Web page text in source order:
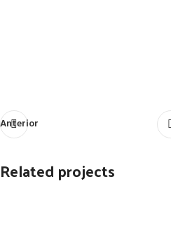
Anterior
Related projects